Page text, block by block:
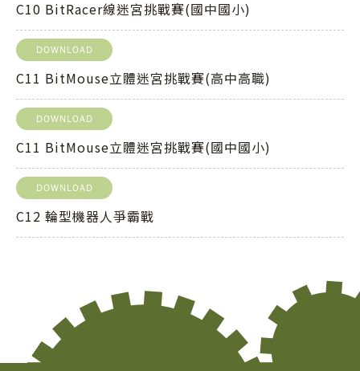
C10 BitRacer線迷宮挑戰賽(國中國小)
DOWNLOAD
C11 BitMouse立體迷宮挑戰賽(高中高職)
DOWNLOAD
C11 BitMouse立體迷宮挑戰賽(國中國小)
DOWNLOAD
C12 輪型機器人爭霸戰